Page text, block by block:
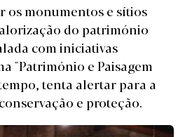
os monumentos e sítios
do património
com iniciativas
"Património e Paisagem
tenta alertar para a
e proteção.